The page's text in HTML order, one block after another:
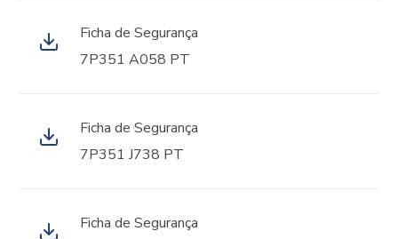
Ficha de Segurança
7P351 A058 PT
Ficha de Segurança
7P351 J738 PT
Ficha de Segurança